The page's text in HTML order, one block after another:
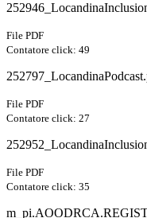
File PDF
Contatore click: 49
File PDF
Contatore click: 27
File PDF
Contatore click: 35